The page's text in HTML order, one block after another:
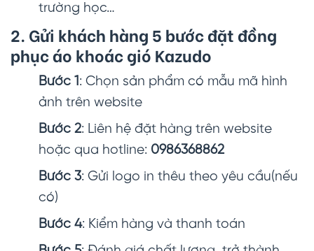
trường học…
2. Gửi khách hàng 5 bước đặt đồng
phục áo khoác gió Kazudo
Bước 1: Chọn sản phẩm có mẫu mã hình
ảnh trên website
Bước 2: Liên hệ đặt hàng trên website
hoặc qua hotline: 0986368862
Bước 3: Gửi logo in thêu theo yêu cầu(nếu
có)
Bước 4: Kiểm hàng và thanh toán